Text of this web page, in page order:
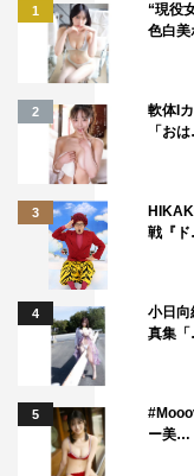
1
“現役
色白
2
軟体I
「お
3
戦『
4
小日向
真集
5
ー美…